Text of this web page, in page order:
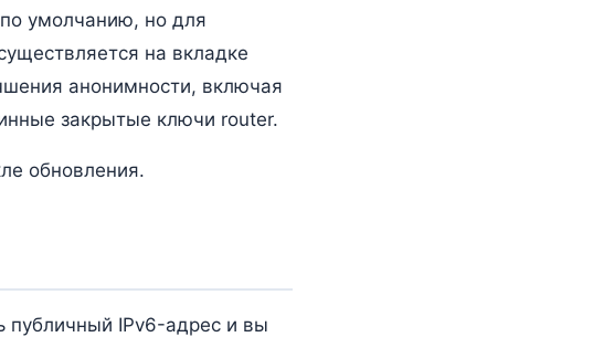
умолчанию, но для
на вкладке
анонимности, включая
закрытые ключи router.
обновления.
публичный IPv6-адрес и вы